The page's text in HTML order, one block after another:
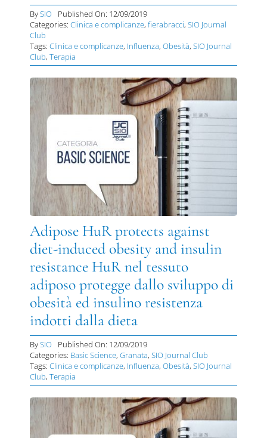
BySIO
Published On: 12/09/2019
Categories: Clinica e complicanze, fierabracci, SIO Journal
Club
Tags: Clinica e complicanze, Influenza, Obesità, SIO Journal
Club, Terapia
Adipose HuR protects against
diet-induced obesity and insulin
resistance HuR nel tessuto
adiposo protegge dallo sviluppo di
obesità ed insulino resistenza
indotti dalla dieta
BySIO
Published On: 12/09/2019
Categories: Basic Science, Granata, SIO Journal Club
Tags: Clinica e complicanze, Influenza, Obesità, SIO Journal
Club, Terapia